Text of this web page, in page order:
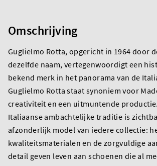
Omschrijving
Guglielmo Rotta, opgericht in 1964 door
dezelfde naam, vertegenwoordigt een
bekend merk in het panorama van de
Guglielmo Rotta staat synoniem voor
creativiteit en een uitmuntende
Italiaanse ambachtelijke traditie is
afzonderlijk model van iedere collectie:
kwaliteitsmaterialen en de zorgvuldige
detail geven leven aan schoenen die al